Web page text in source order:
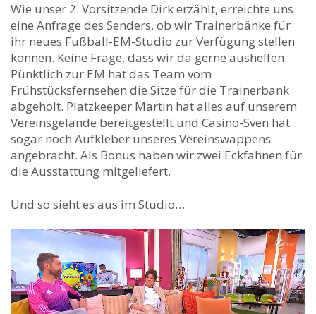
Wie unser 2. Vorsitzende Dirk erzählt, erreichte uns
eine Anfrage des Senders, ob wir Trainerbänke für
ihr neues Fußball-EM-Studio zur Verfügung stellen
können. Keine Frage, dass wir da gerne aushelfen.
Pünktlich zur EM hat das Team vom
Frühstücksfernsehen die Sitze für die Trainerbank
abgeholt. Platzkeeper Martin hat alles auf unserem
Vereinsgelände bereitgestellt und Casino-Sven hat
sogar noch Aufkleber unseres Vereinswappens
angebracht. Als Bonus haben wir zwei Eckfahnen für
die Ausstattung mitgeliefert.
Und so sieht es aus im Studio…